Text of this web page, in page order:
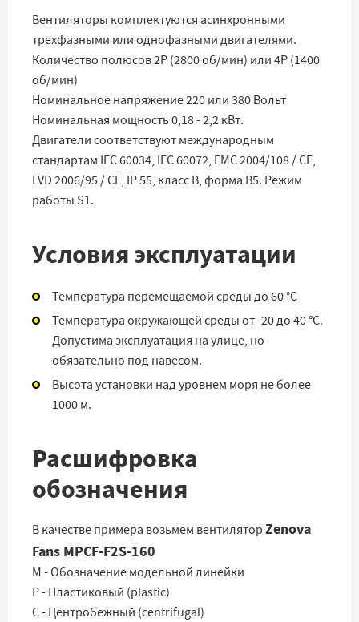
Вентиляторы комплектуются асинхронными
трехфазными или однофазными двигателями.
Количество полюсов 2Р (2800 об/мин) или 4Р (1400
об/мин)
Номинальное напряжение 220 или 380 Вольт
Номинальная мощность 0,18 - 2,2 кВт.
Двигатели соответствуют международным
стандартам IEC 60034, IEC 60072, EMC 2004/108 / СЕ,
LVD 2006/95 / СЕ, IP 55, класс В, форма В5. Режим
работы S1.
Условия эксплуатации
Температура перемещаемой среды до 60 °C
Температура окружающей среды от -20 до 40 °C.
Допустима эксплуатация на улице, но
обязательно под навесом.
Высота установки над уровнем моря не более
1000 м.
Расшифровка
обозначения
В качестве примера возьмем вентилятор Zenova
Fans MPCF-F2S-160
M - Обозначение модельной линейки
P - Пластиковый (plastic)
C - Центробежный (centrifugal)